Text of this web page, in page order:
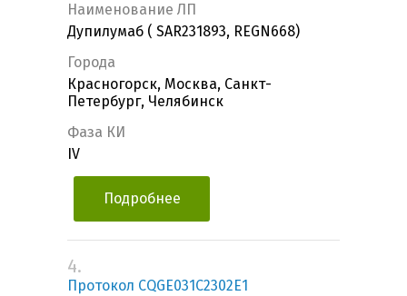
Наименование ЛП
Дупилумаб ( SAR231893, REGN668)
Города
Красногорск, Москва, Санкт-
Петербург, Челябинск
Фаза КИ
IV
Подробнее
4.
Протокол CQGE031C2302E1